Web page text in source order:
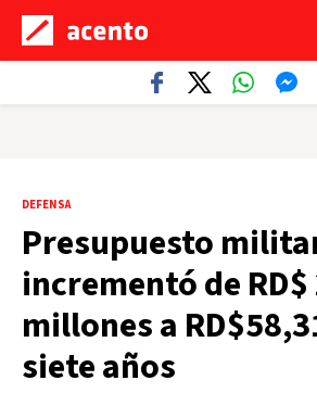
DEFENSA
Presupuesto
incrementó de
millones a
siete años